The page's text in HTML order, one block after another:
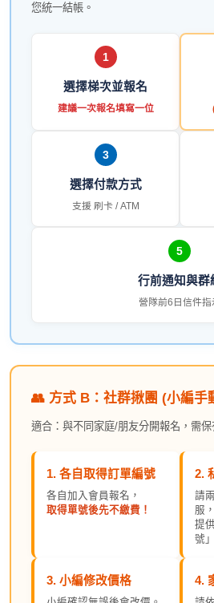
您統一結帳。
1
選擇梯次並報名
建議一次報名填寫一位
3
選擇付款方式
支援 刷卡 / ATM
5
行前通知與群
營隊前6日信件指
👥 方式 B：社群揪團 (小編手
適合：與不同家庭/朋友分開報名，需保
1. 各自取得訂單編號
各自加入會員報名，
取得單號後先不繳費！
2.
請
服，
提
號
3. 小編修改價格 4.